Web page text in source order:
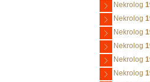
Nekrolog
Nekrolog
Nekrolog
Nekrolog
Nekrolog
Nekrolog